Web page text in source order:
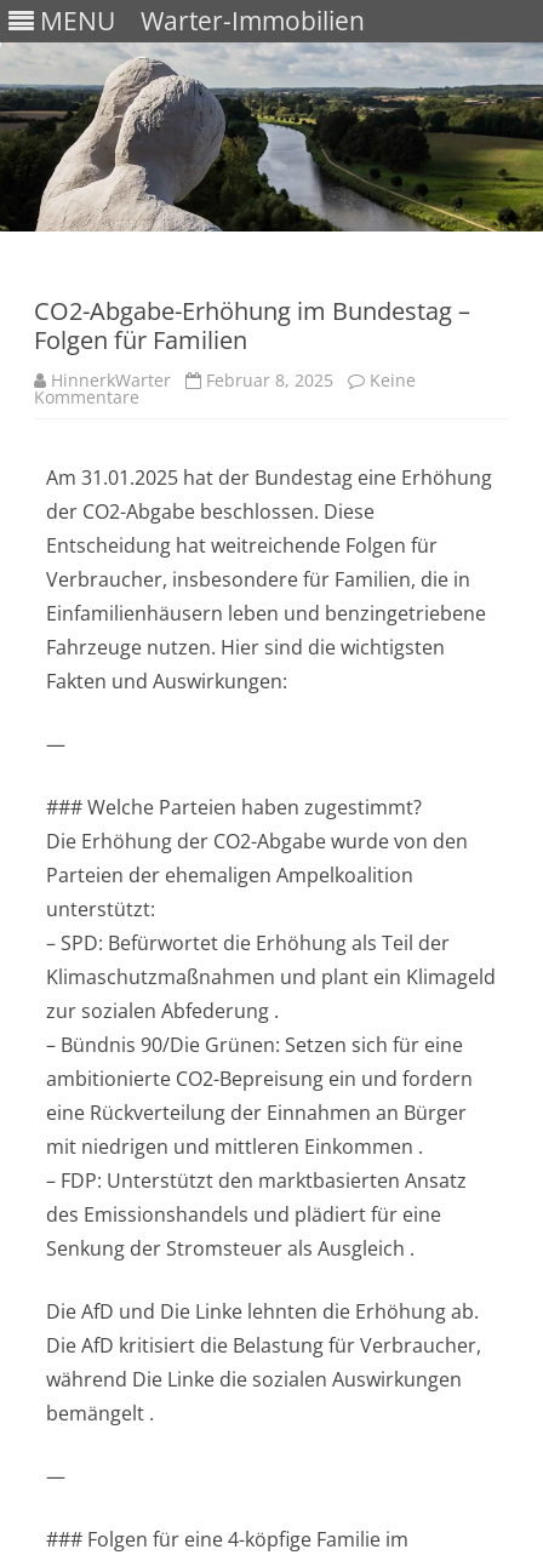
MENU Warter-Immobilien
CO2-Abgabe-Erhöhung im Bundestag –
Folgen für Familien
HinnerkWarter Februar 8, 2025 Keine
Kommentare
Am 31.01.2025 hat der Bundestag eine Erhöhung
der CO2-Abgabe beschlossen. Diese
Entscheidung hat weitreichende Folgen für
Verbraucher, insbesondere für Familien, die in
Einfamilienhäusern leben und benzingetriebene
Fahrzeuge nutzen. Hier sind die wichtigsten
Fakten und Auswirkungen:
—
### Welche Parteien haben zugestimmt?
Die Erhöhung der CO2-Abgabe wurde von den
Parteien der ehemaligen Ampelkoalition
unterstützt:
– SPD: Befürwortet die Erhöhung als Teil der
Klimaschutzmaßnahmen und plant ein Klimageld
zur sozialen Abfederung .
– Bündnis 90/Die Grünen: Setzen sich für eine
ambitionierte CO2-Bepreisung ein und fordern
eine Rückverteilung der Einnahmen an Bürger
mit niedrigen und mittleren Einkommen .
– FDP: Unterstützt den marktbasierten Ansatz
des Emissionshandels und plädiert für eine
Senkung der Stromsteuer als Ausgleich .
Die AfD und Die Linke lehnten die Erhöhung ab.
Die AfD kritisiert die Belastung für Verbraucher,
während Die Linke die sozialen Auswirkungen
bemängelt .
—
### Folgen für eine 4-köpfige Familie im